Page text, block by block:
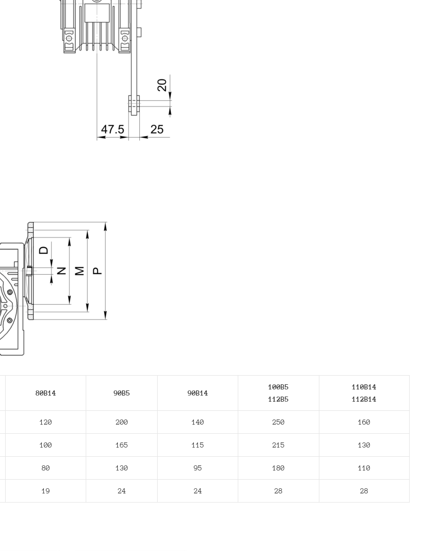
80В14 90В5 90В14
100B5
112В5
110B14
112В14
120 200 140 250 160
100 165 115 215 130
80 130 95 180 110
19 24 24 28 28